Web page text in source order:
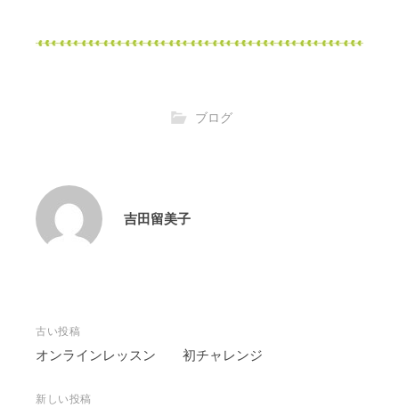
ブログ
吉田留美子
投
稿
古い投稿
オンラインレッスン 初チャレンジ
新しい投稿